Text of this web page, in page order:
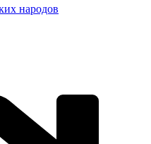
народов